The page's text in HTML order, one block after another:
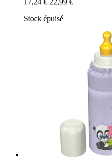
Stock épuisé